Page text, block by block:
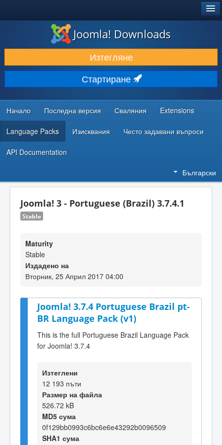
ИЗТЕГЛЯНЕ & РАЗШИРЯВАНЕ
ОТКРИВАЙТЕ & УЧЕТЕ
ОБЩНОСТ & ПОДДРЪЖКА
РЕСУРСИ ЗА РАЗРАБОТКА
Joomla! Downloads
Изтегляне
Стартиране
Начало Последна версия Сваляния Extensions
Language Packs Изисквания Често задавани въпроси
API Documentation
Български
Joomla! 3 - Portuguese (Brazil) 3.7.4.1
Stable
Maturity
Stable
Издадено на
Вторник, 25 Април 2017 04:00
Joomla! 3.7.4 Portuguese Brazil pt-
BR Language Pack (v1)
This is the full Portuguese Brazil Language Pack
for Joomla! 3.7.4
Изтеглени
12 193 пъти
Размер на файла
526.72 kB
MD5 сума
0f129bb0993c6bc6e6e43292b0096509
SHA1 сума